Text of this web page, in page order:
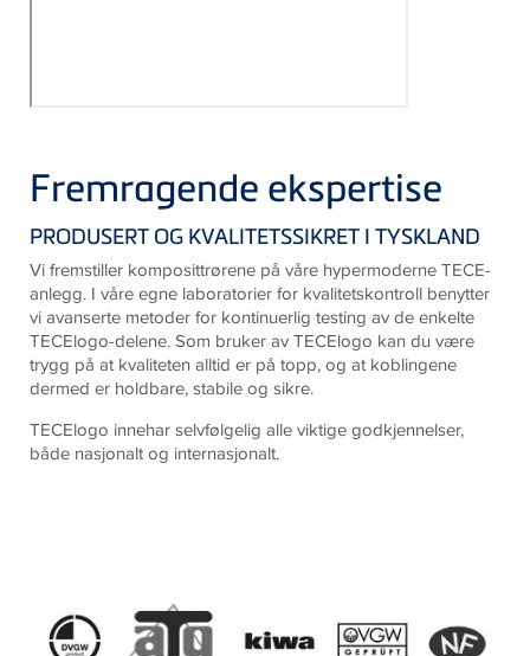
Fremragende ekspertise
PRODUSERT OG KVALITETSSIKRET I TYSKLAND
Vi fremstiller komposittrørene på våre hypermoderne TECE-
anlegg. I våre egne laboratorier for kvalitetskontroll benytter
vi avanserte metoder for kontinuerlig testing av de enkelte
TECElogo-delene. Som bruker av TECElogo kan du være
trygg på at kvaliteten alltid er på topp, og at koblingene
dermed er holdbare, stabile og sikre.
TECElogo innehar selvfølgelig alle viktige godkjennelser,
både nasjonalt og internasjonalt.